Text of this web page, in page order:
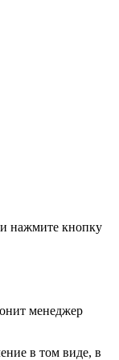
и нажмите кнопку
менеджер
в том виде, в